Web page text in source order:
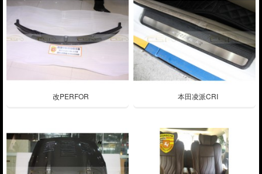
改PERFOR 本田凌派CRI